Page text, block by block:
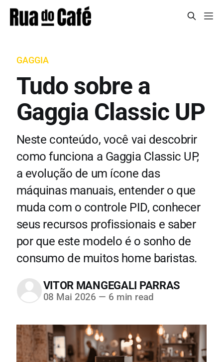
GAGGIA
Tudo sobre a
Gaggia Classic UP
Neste conteúdo, você vai descobrir
como funciona a Gaggia Classic UP,
a evolução de um ícone das
máquinas manuais, entender o que
muda com o controle PID, conhecer
seus recursos profissionais e saber
por que este modelo é o sonho de
consumo de muitos home baristas.
VITOR MANGEGALI PARRAS
08 Mai 2026 — 6 min read